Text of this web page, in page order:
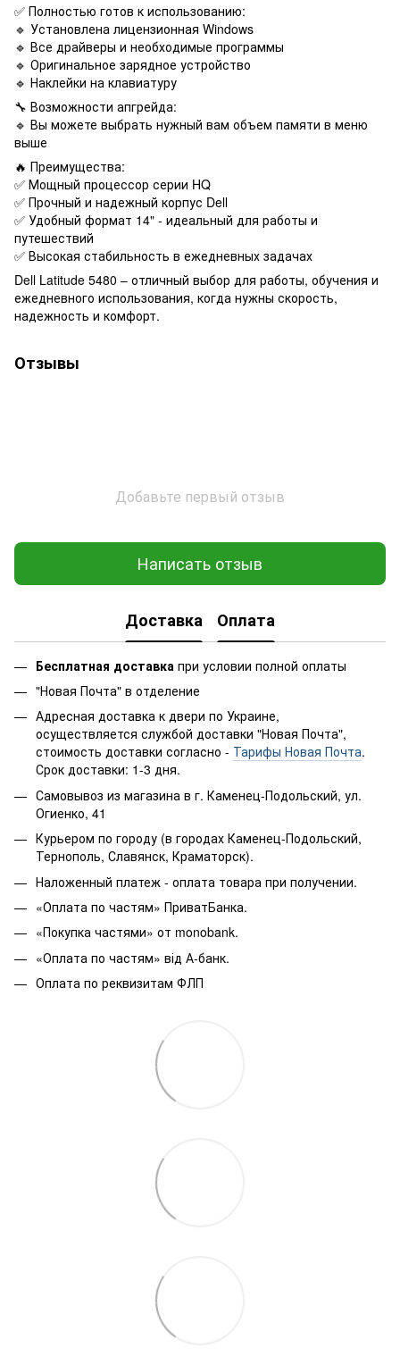
✅ Полностью готов к использованию:
🔹 Установлена ​​лицензионная Windows
🔹 Все драйверы и необходимые программы
🔹 Оригинальное зарядное устройство
🔹 Наклейки на клавиатуру
🔧 Возможности апгрейда:
🔹 Вы можете выбрать нужный вам объем памяти в меню
выше
🔥 Преимущества:
✅ Мощный процессор серии HQ
✅ Прочный и надежный корпус Dell
✅ Удобный формат 14" - идеальный для работы и
путешествий
✅ Высокая стабильность в ежедневных задачах
Dell Latitude 5480 – отличный выбор для работы, обучения и
ежедневного использования, когда нужны скорость,
надежность и комфорт.
Отзывы
Добавьте первый отзыв
Написать отзыв
Доставка Оплата
Бесплатная доставка при условии полной оплаты
"Новая Почта" в отделение
Адресная доставка к двери по Украине,
осуществляется службой доставки "Новая Почта",
стоимость доставки согласно - Тарифы Новая Почта.
Срок доставки: 1-3 дня.
Самовывоз из магазина в г. Каменец-Подольский, ул.
Огиенко, 41
Курьером по городу (в городах Каменец-Подольский,
Тернополь, Славянск, Краматорск).
Наложенный платеж - оплата товара при получении.
«Оплата по частям» ПриватБанка.
«Покупка частями» от monobank.
«Оплата по частям» від А-банк.
Оплата по реквизитам ФЛП